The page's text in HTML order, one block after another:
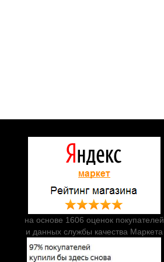
на основе 1606 оценок покупателей
и данных службы качества Маркета